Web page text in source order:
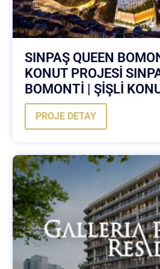
SINPAŞ QUEEN
KONUT PROJESİ
BOMONTİ | ŞİŞLİ
PROJE DETAY